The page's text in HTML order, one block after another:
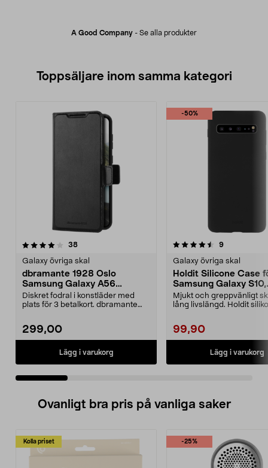
A Good Company - Se alla produkter
Toppsäljare inom samma kategori
38recensioner
Galaxy övriga skal
dbramante 1928 Oslo
Samsung Galaxy A56
plånboksfodral
Diskret fodral i konstläder med
plats för 3 betalkort. dbramante
299,00
Lägg i varukorg
-50%
4.5 av 5 stjärnor 9recensioner
Galaxy övriga skal
Holdit Silicone Case
Samsung Galaxy S10,
mobilskal
Mjukt och greppvänligt
lång livslängd. Holdit
99,90
Lägg i varukorg
4.5 av 5 stjärnor
Ovanligt bra pris på vanliga saker
Kolla priset -25%